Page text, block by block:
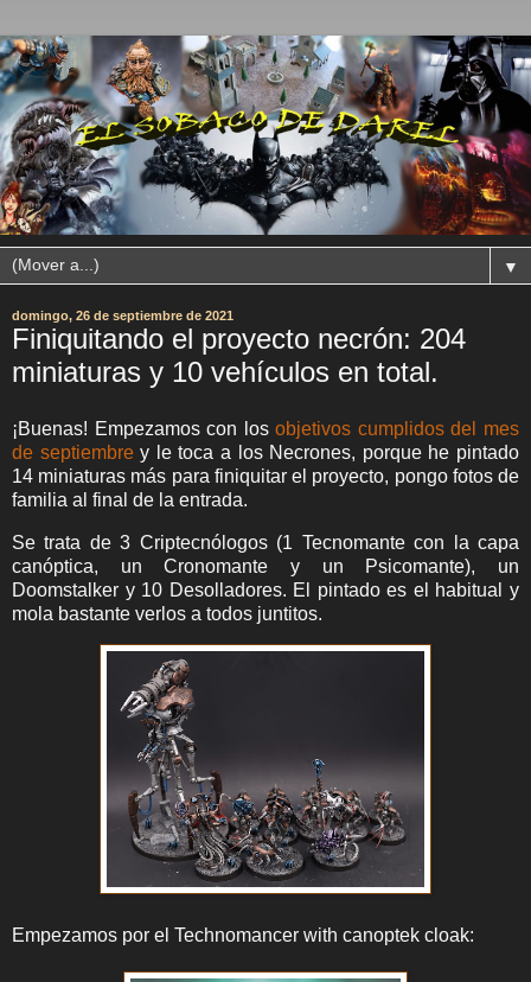
▼
domingo, 26 de septiembre de 2021
Finiquitando el proyecto necrón: 204
miniaturas y 10 vehículos en total.
¡Buenas! Empezamos con losobjetivos cumplidos del mes
de septiembrey le toca a los Necrones, porque he pintado
14 miniaturas más para finiquitar el proyecto, pongo fotos de
familia al final de la entrada.
Se trata de 3 Criptecnólogos (1 Tecnomante con la capa
canóptica, un Cronomante y un Psicomante), un
Doomstalker y 10 Desolladores. El pintado es el habitual y
mola bastante verlos a todos juntitos.
Empezamos por el Technomancer with canoptek cloak: